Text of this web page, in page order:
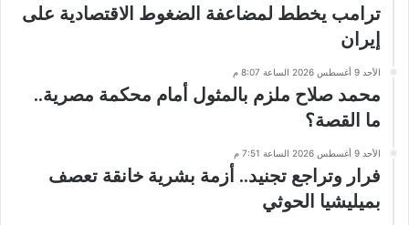
ترامب يخطط لمضاعفة الضغوط الاقتصادية على
إيران
الأحد 9 أغسطس 2026 الساعة 8:07 م
محمد صلاح ملزم بالمثول أمام محكمة مصرية..
ما القصة؟
الأحد 9 أغسطس 2026 الساعة 7:51 م
فرار وتراجع تجنيد.. أزمة بشرية خانقة تعصف
بميليشيا الحوثي